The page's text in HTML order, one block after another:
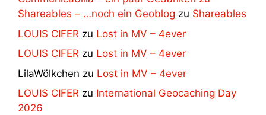
Shareables – …noch ein Geoblog zu Shareables
LOUIS CIFER zu Lost in MV – 4ever
LOUIS CIFER zu Lost in MV – 4ever
LilaWölkchen zu Lost in MV – 4ever
LOUIS CIFER zu International Geocaching Day
2026